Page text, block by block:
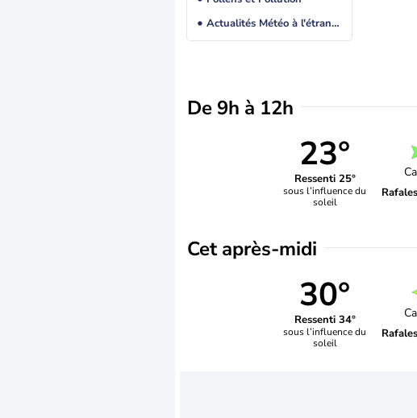
Actualités Météo à l'étranger
De 9h à 12h
23°
Ressenti 25°
sous l’influence du
soleil
Rafales
Cet après-midi
30°
Ressenti 34°
sous l’influence du
soleil
Rafales